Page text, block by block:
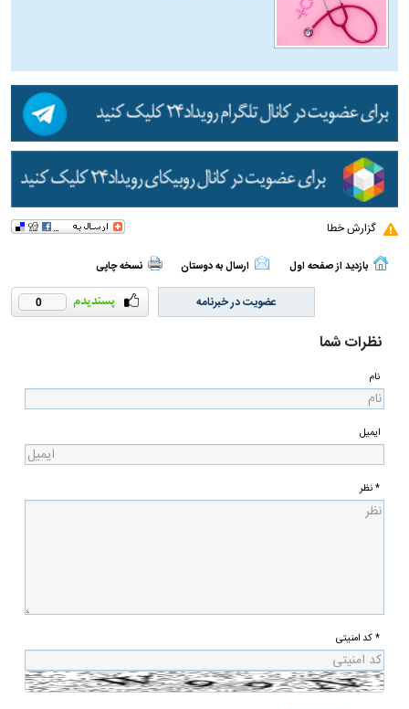
گزارش خطا
بازدید از صفحه اول ارسال به دوستان نسخه چاپی
0 عضویت در خبرنامه
نظرات شما
نام
ایمیل
* نظر
* کد امنیتی